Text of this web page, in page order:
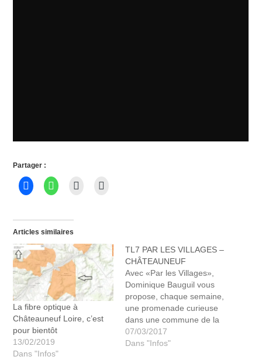
Partager :
Articles similaires
La fibre optique à
Châteauneuf Loire, c’est
pour bientôt
13/02/2019
Dans "Infos"
TL7 PAR LES VILLAGES –
CHÂTEAUNEUF
Avec «Par les Villages»,
Dominique Bauguil vous
propose, chaque semaine,
une promenade curieuse
dans une commune de la
Loire. Au hasard des
rencontres, des histoires,
07/03/2017
Dans "Infos"